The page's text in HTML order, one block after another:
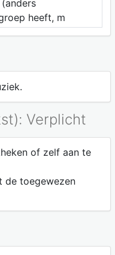
heeft, m
Verplicht
of zelf aan te
de toegewezen